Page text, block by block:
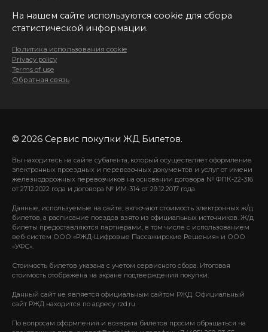
На нашем сайте используются cookie для сбора
статистической информации.
Политика использования cookie
Privacy policy
Terms of use
Обратная связь
© 2026 Сервис покупки ЖД Билетов.
Вы находитесь на сайте субагента, который осуществляет оформление
электронных проездных и перевозочных документов и услуг от имени
железнодорожных перевозчиков на основании договора № ФПК-22-316
от 27.12.2022 года и договора № ИМ-314 от 29.12.2017 года.
Данные, используемые на сайте, включают стоимость электронных ж/д
билетов, а расписание поездов взято из официальных источников. Ж/д
билеты предоставляются партнерами, в том числе с использованием
веб-систем ООО «РЖД-Цифровые Пассажирские Решения» и ООО
«УФС».
Стоимость билетов указана с учетом сервисного сбора. Итоговая
стоимость отображена на экране подтверждения покупки.
Данный сайт не является официальным сайтом РЖД. Официальный
сайт РЖД находится по адресу rzd.ru.
По вопросам оформления и возврата билетов просим обращаться на